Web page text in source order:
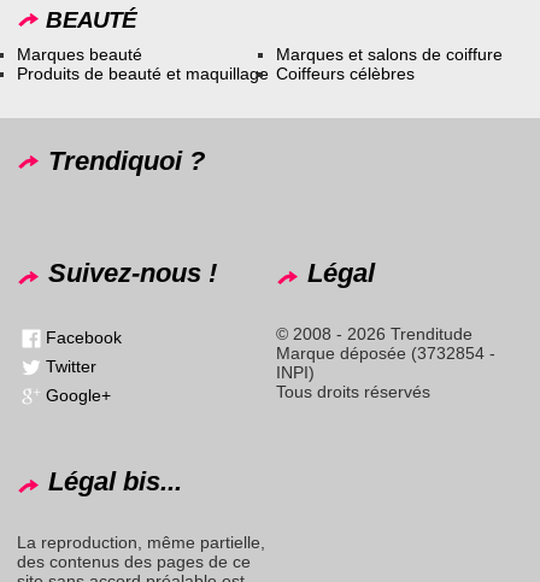
BEAUTÉ
Marques beauté
Produits de beauté et maquillage
Marques et salons de coiffure
Coiffeurs célèbres
Trendiquoi ?
Suivez-nous !
Facebook
Twitter
Google+
Légal
© 2008 - 2026 Trenditude
Marque déposée (3732854 -
INPI)
Tous droits réservés
Légal bis...
La reproduction, même partielle,
des contenus des pages de ce